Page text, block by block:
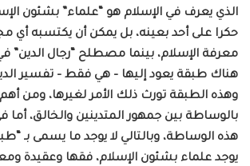
الذي يعرف في الإسلام هو “علماء” بشئون
حكرا على أحد بعينه، بل يمكن أن يكتسبه
معرفة الإسلام، بينما مصطلح “رجال الدين”
هناك طبقة يعود إليها – هي فقط – تفسير
وهذه الطبقة تورث ذلك الأمر لغيرها، ومن أهم
بالوساطة بين جمهور المتدينين والخالق، أما
هذه الوساطة، وبالتالي لا يوجد ما يسمى بـ
يوجد علماء بشئون الإسلام، فقها وعقيدة